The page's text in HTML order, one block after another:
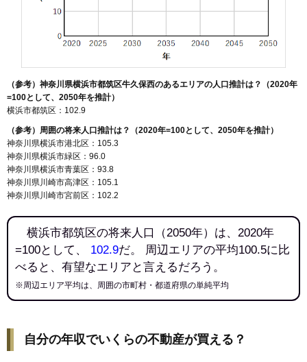
（参考）神奈川県横浜市都筑区牛久保西のあるエリアの人口推計は？（2020年
=100として、2050年を推計）
横浜市都筑区：102.9
（参考）周囲の将来人口推計は？（2020年=100として、2050年を推計）
神奈川県横浜市港北区：105.3
神奈川県横浜市緑区：96.0
神奈川県横浜市青葉区：93.8
神奈川県川崎市高津区：105.1
神奈川県川崎市宮前区：102.2
横浜市都筑区の将来人口（2050年）は、2020年
=100として、 102.9だ。 周辺エリアの平均100.5に比
べると、有望なエリアと言えるだろう。
※周辺エリア平均は、周囲の市町村・都道府県の単純平均
自分の年収でいくらの不動産が買える？